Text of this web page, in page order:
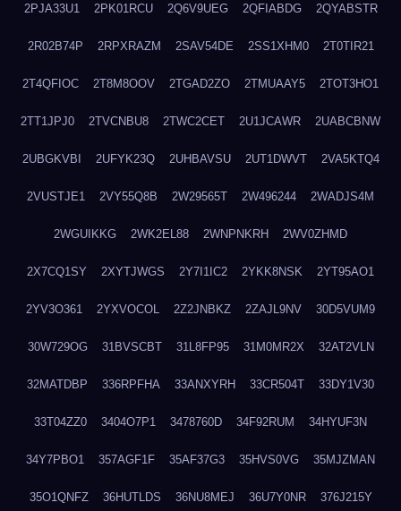
2PJA33U1 2PK01RCU 2Q6V9UEG 2QFIABDG 2QYABSTR
2R02B74P 2RPXRAZM 2SAV54DE 2SS1XHM0 2T0TIR21
2T4QFIOC 2T8M8OOV 2TGAD2ZO 2TMUAAY5 2TOT3HO1
2TT1JPJ0 2TVCNBU8 2TWC2CET 2U1JCAWR 2UABCBNW
2UBGKVBI 2UFYK23Q 2UHBAVSU 2UT1DWVT 2VA5KTQ4
2VUSTJE1 2VY55Q8B 2W29565T 2W496244 2WADJS4M
2WGUIKKG 2WK2EL88 2WNPNKRH 2WV0ZHMD
2X7CQ1SY 2XYTJWGS 2Y7I1IC2 2YKK8NSK 2YT95AO1
2YV3O361 2YXVOCOL 2Z2JNBKZ 2ZAJL9NV 30D5VUM9
30W729OG 31BVSCBT 31L8FP95 31M0MR2X 32AT2VLN
32MATDBP 336RPFHA 33ANXYRH 33CR504T 33DY1V30
33T04ZZ0 3404O7P1 3478760D 34F92RUM 34HYUF3N
34Y7PBO1 357AGF1F 35AF37G3 35HVS0VG 35MJZMAN
35O1QNFZ 36HUTLDS 36NU8MEJ 36U7Y0NR 376J215Y